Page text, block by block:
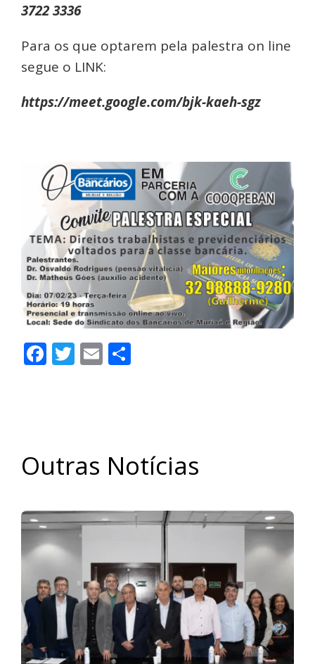
3722 3336
Para os que optarem pela palestra on line
segue o LINK:
https://meet.google.com/bjk-kaeh-sgz
Facebook
Twitter
Email
Outras Notícias